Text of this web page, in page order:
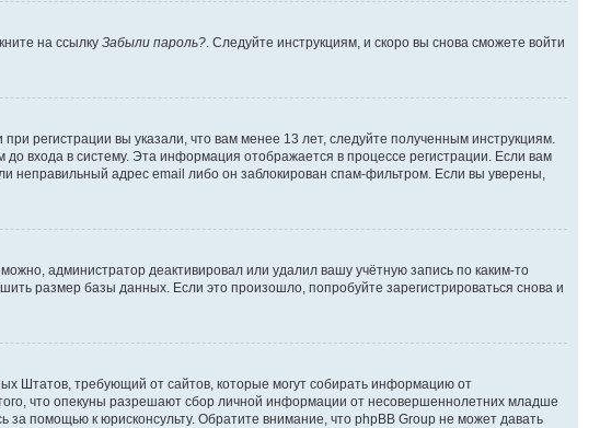
на ссылку Забыли пароль? . Следуйте инструкциям, и скоро вы снова сможете войти
регистрации вы указали, что вам менее 13 лет, следуйте полученным инструкциям.
входа в систему. Эта информация отображается в процессе регистрации. Если вам
адрес email либо он заблокирован спам-фильтром. Если вы уверены,
администратор деактивировал или удалил вашу учётную запись по каким-то
размер базы данных. Если это произошло, попробуйте зарегистрироваться снова и
Штатов, требующий от сайтов, которые могут собирать информацию от
что опекуны разрешают сбор личной информации от несовершеннолетних младше
помощью к юрисконсульту. Обратите внимание, что phpBB Group не может давать